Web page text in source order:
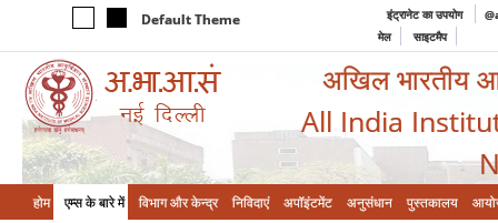
Default Theme इंट्रानेट का उपयोग
मेल
साइटमैप
अखिल भारतीय
All India
होम एम्‍स के बारे में विभाग और केन्‍द्र निविदाएं अपॉइंटमेंट अनुसंधान पुस्तकालय